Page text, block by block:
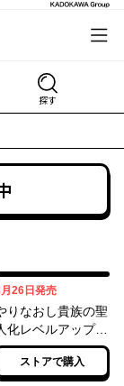
探す
26日 08月26日
発売
りなおし貴族の聖
化レベルアップ
２）
ストアで購入